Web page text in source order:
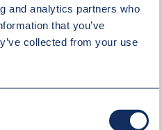
and analytics partners who
that you’ve
collected from your use